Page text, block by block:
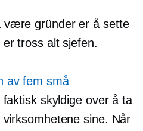
være gründer er å sette
tross alt sjefen.
av fem små
skyldige over å ta
sine. Når